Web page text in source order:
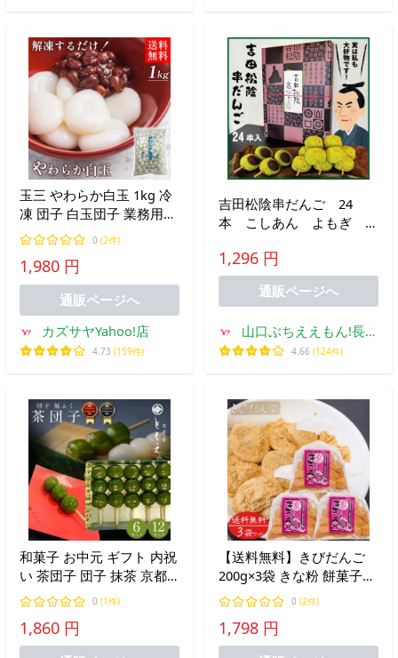
玉三 やわらか白玉 1kg 冷
凍 団子 白玉団子 業務用
大容量
0 (2件)
1,980 円
通販ページへ
カズサヤYahoo!店
4.73 (159件)
吉田松陰串だんご 24
本 こしあん よもぎ き
みやげ
1,296 円
通販ページへ
山口ぶちええもん!長州
苑
4.66 (124件)
和菓子 お中元 ギフト 内祝
い 茶団子 団子 抹茶 京都
宇治抹茶 お取り寄せ 誕生
日 詰合せ 無添加 高級 お
菓子 プレゼント 縁起
0 (1件)
1,860 円
【送料無料】きびだんご
200g×3袋 きな粉 餅菓子
和菓子 お茶菓子 おやつ 駄
菓子 ギフト プレゼント 母
の日 父の日 敬老の日 季折
0 (2件)
1,798 円